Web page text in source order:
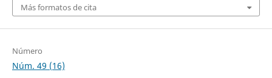
Más formatos de cita
Número
Núm. 49 (16)